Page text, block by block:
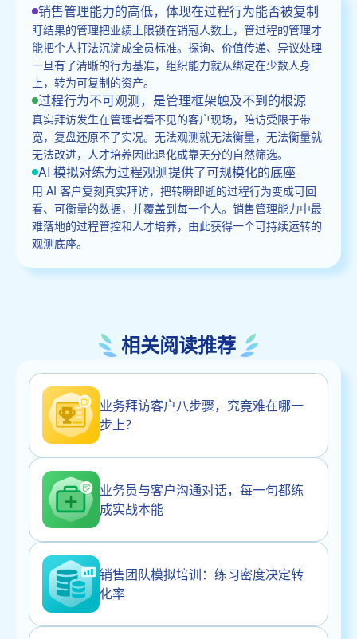
销售管理能力的高低，体现在过程行为能否被复制
盯结果的管理把业绩上限锁在销冠人数上，管过程的管理才
能把个人打法沉淀成全员标准。探询、价值传递、异议处理
一旦有了清晰的行为基准，组织能力就从绑定在少数人身
上，转为可复制的资产。
过程行为不可观测，是管理框架触及不到的根源
真实拜访发生在管理者看不见的客户现场，陪访受限于带
宽，复盘还原不了实况。无法观测就无法衡量，无法衡量就
无法改进，人才培养因此退化成靠天分的自然筛选。
AI 模拟对练为过程观测提供了可规模化的底座
用 AI 客户复刻真实拜访，把转瞬即逝的过程行为变成可回
看、可衡量的数据，并覆盖到每一个人。销售管理能力中最
难落地的过程管控和人才培养，由此获得一个可持续运转的
观测底座。
相关阅读推荐
业务拜访客户八步骤，究竟难在哪一
步上？
业务员与客户沟通对话，每一句都练
成实战本能
销售团队模拟培训：练习密度决定转
化率